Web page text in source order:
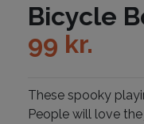
Bicycle
99 kr.
These spooky
People will love the